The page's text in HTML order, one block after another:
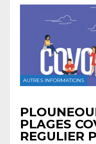
AUTRES INFORMATIONS
PLAGES
REGULIER